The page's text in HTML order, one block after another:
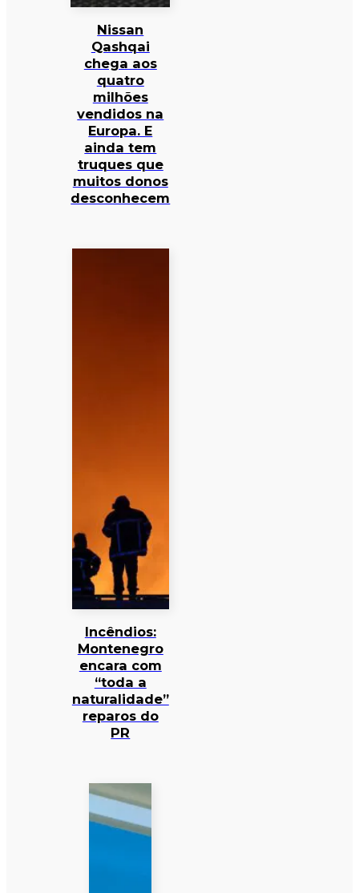
Nissan
Qashqai
chega aos
quatro
milhões
vendidos na
Europa. E
ainda tem
truques que
muitos donos
desconhecem
Incêndios:
Montenegro
encara com
“toda a
naturalidade”
reparos do
PR